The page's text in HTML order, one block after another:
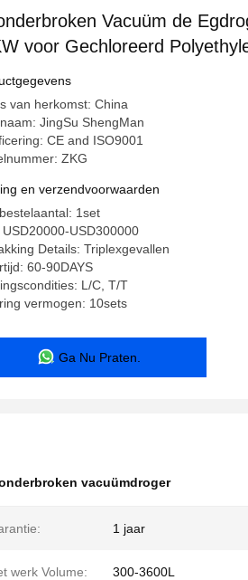
Vacuüm de
voor Gechloreerd
van herkomst: China
JingSu ShengMan
CE and ISO9001
ZKG
en verzendvoorwaarden
1set
USD20000-USD300000
Details: Triplexgevallen
60-90DAYS
L/C, T/T
vermogen: 10sets
Ga Nu Praten.
vacuümdroger
1 jaar
werk Volume: 300-3600L